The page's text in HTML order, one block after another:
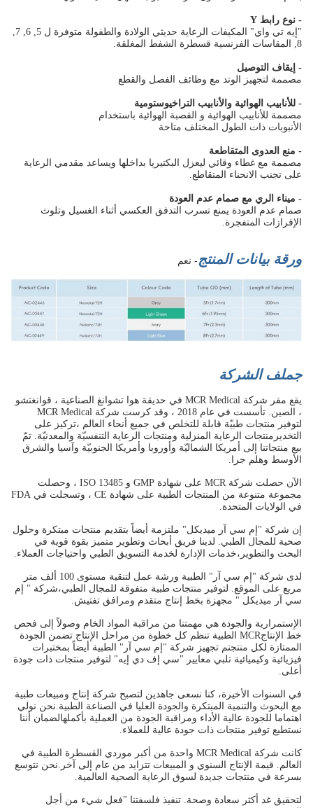
- نوع رابط Y
"إيه تي واي" المكيفات الرعاية حديثي الولادة والطفولة متوفرة ل 5, 6, 7,
- إيقاف التوصيل
مصممة لتجهيز الوتد مع وظائف الفصل والقطع
- للأنابيب الهوائية والأنابيب التراخيوستومية
مصممة للأنابيب الهوائية و القصبة الهوائية باستخدام
الأنبوبات ذات الطول المختلف متاحة
- منع العدوى المتقاطعة
مصممة مع غطاء وقائي ليعزل البكتيريا بداخلها ويساعد مقدمي الرعاية
على تجنب الانحناء المتقاطع.
- ميناء الري مع صمام عدم العودة
صمام عدم العودة يمنع تسرب التدفق العكسي أثناء الغسيل وتلوث
الإفرازات المتفجرة.
ورقة بيانات المنتج- نعم
جملف الشركة
يقع مقر شركة MCR Medical في حديقة هوا تشوانغ الصناعية ، قوانغتشو
، الصين. تأسست في عام 2018 ، وقد كرست شركة MCR Medical
لتوفير منتجات طبيّة قابلة للتخلص في جميع أنحاء العالم ،تركيز على
التخديرمنتجات الرعاية المنزلية ومنتجات الرعاية التنفسيّة والمعدنيّة. تمّ
بيع منتجاتنا إلى أمريكا الشماليّة وأوروبا وأمريكا الجنوبيّة وآسيا والشرق
الأوسط وهلم جرا.
الآن حصلت شركة MCR على شهادة GMP و ISO 13485 ، وحصلت
مجموعة متنوعة من المنتجات الطبية على شهادة CE ، وتسجلت في FDA
في الولايات المتحدة.
إن شركة "إم سي آر ميديكل" ملتزمة أيضاً بتقديم منتجات مبتكرة وحلول
صحية للمجال الطبي. لدينا فريق أبحاث وتطوير متميز بقوة قوية في
البحث والتطوير،خدمات الإدارة لخدمة التسويق الطبي واحتياجات العملاء.
لدى شركة "إم سي آر" الطبية ورشة عمل لتنقية مستوى 100 ألف متر
مربع على الموقع. لتوفير منتجات طبية متفوقة للمجال الطبي،شركة " إم
سي آر ميديكل " مجهزة بخط إنتاج متقدم ومرافق تفتيش.
الإستمرارية والجودة هي مهمتنا من مراقبة المواد الخام وصولاً إلى فحص
خط الإنتاجMCR الطبية تنظم كل خطوة من مراحل الإنتاج تضمن الجودة
الممتازة لكل منتجتم تجهيز شركة "إم سي آر" الطبية أيضاً بمختبرات
فيزيائية وكيميائية تلبي معايير "سي إف دي إيه" لتوفير منتجات ذات جودة
أعلى.
في السنوات الأخيرة، كنا نسعى جاهدين لتصبح شركة إنتاج ومبيعات طبية
مع البحوث والتنمية المبتكرة والجودة العليا في الصناعة الطبية.نحن نولي
اهتماما للجودة عالية الأداء ومراقبة الجودة من العملية بأكملهالضمان أننا
نستطيع توفير منتجات ذات جودة عالية للعملاء.
كانت شركة MCR Medical واحدة من أكبر موردي القسطرة الطبية في
العالم. قيمة الإنتاج السنوي و المبيعات تتزايد من عام إلى آخر.نحن نتوسع
بسرعة في منتجات جديدة لسوق الرعاية الصحية العالمية.
لتحقيق غد أكثر سعادة وصحة. تنفيذ فلسفتنا "فعل شيء من أجل